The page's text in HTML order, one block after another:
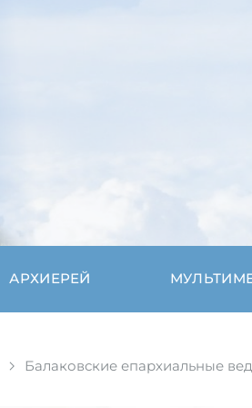
АРХИЕРЕЙ
Балаковские епархиальные